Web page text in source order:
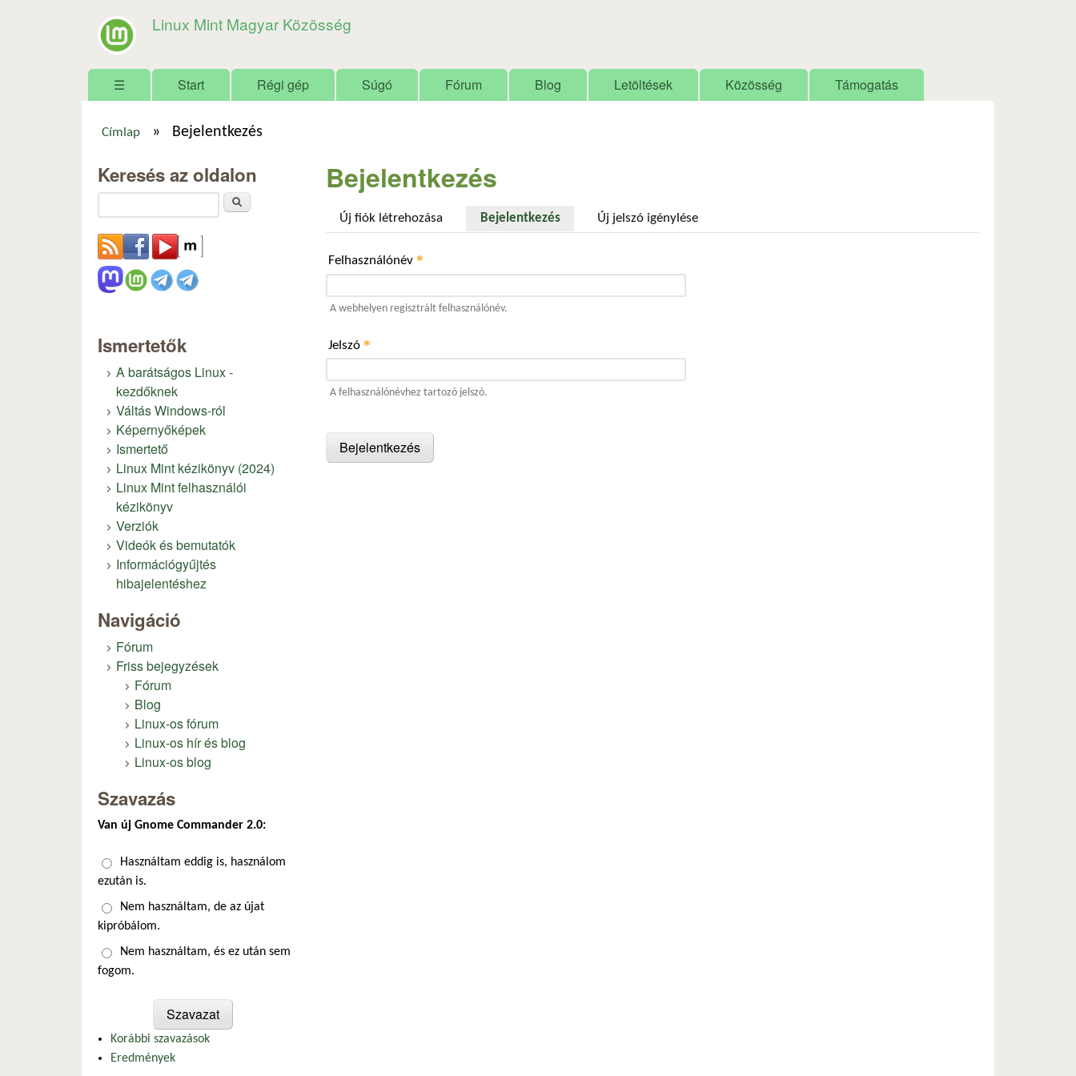
Linux Mint Magyar Közösség
Főmenü
☰ Start Régi gép Súgó Fórum Blog Letöltések Közösség Támogatás
Címlap » Bejelentkezés
Bejelentkezés
Új fiók létrehozása Bejelentkezés(aktív fül)Új jelszó igénylése
Felhasználónév *
A webhelyen regisztrált felhasználónév.
Jelszó *
A felhasználónévhez tartozó jelszó.
Keresés az oldalon
Ismertetők
A barátságos Linux -
kezdőknek
Váltás Windows-ról
Képernyőképek
Ismertető
Linux Mint kézikönyv (2024)
Linux Mint felhasználói
kézikönyv
Verziók
Videók és bemutatók
Információgyűjtés
hibajelentéshez
Navigáció
Fórum
Friss bejegyzések
Fórum
Blog
Linux-os fórum
Linux-os hír és blog
Linux-os blog
Szavazás
Van új Gnome Commander 2.0:
Választások
Használtam eddig is, használom
ezután is.
Nem használtam, de az újat
kipróbálom.
Nem használtam, és ez után sem
fogom.
Korábbi szavazások
Eredmények